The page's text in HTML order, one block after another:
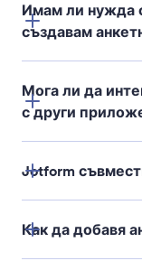
формуляри
Как да добавите
към форми
Имам ли нужда
създавам
Мога ли да
с други
Jotform
Как да добавя